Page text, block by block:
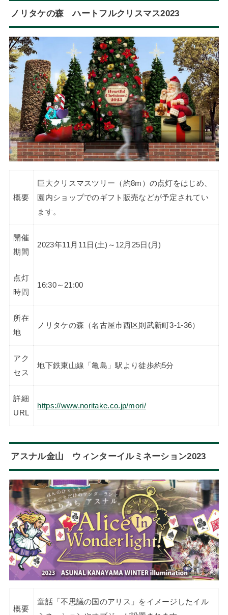
ノリタケの森 ハートフルクリスマス2023
概要
巨大クリスマスツリー（約8m）の点灯をはじめ、
園内ショップでのギフト販売などが予定されてい
ます。
開催
期間
2023年11月11日(土)～12月25日(月)
点灯
時間
16:30～21:00
所在
地
ノリタケの森（名古屋市西区則武新町3-1-36）
アク
セス
地下鉄東山線「亀島」駅より徒歩約5分
詳細
URL
https://www.noritake.co.jp/mori/
アスナル金山 ウィンターイルミネーション2023
概要
童話「不思議の国のアリス」をイメージしたイル